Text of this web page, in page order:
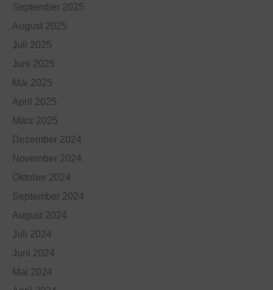
September 2025
August 2025
Juli 2025
Juni 2025
Mai 2025
April 2025
März 2025
Dezember 2024
November 2024
Oktober 2024
September 2024
August 2024
Juli 2024
Juni 2024
Mai 2024